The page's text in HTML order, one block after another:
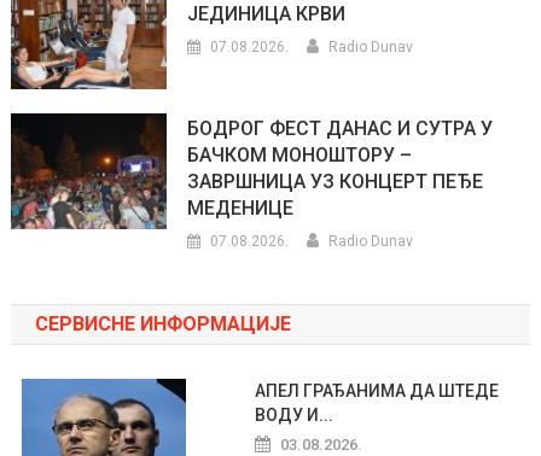
ЈЕДИНИЦА КРВИ
07.08.2026. Radio Dunav
БОДРОГ ФЕСТ ДАНАС И СУТРА У
БАЧКОМ МОНОШТОРУ –
ЗАВРШНИЦА УЗ КОНЦЕРТ ПЕЂЕ
МЕДЕНИЦЕ
07.08.2026. Radio Dunav
СЕРВИСНЕ ИНФОРМАЦИЈЕ
АПЕЛ ГРАЂАНИМА ДА ШТЕДЕ
ВОДУ И...
03.08.2026.